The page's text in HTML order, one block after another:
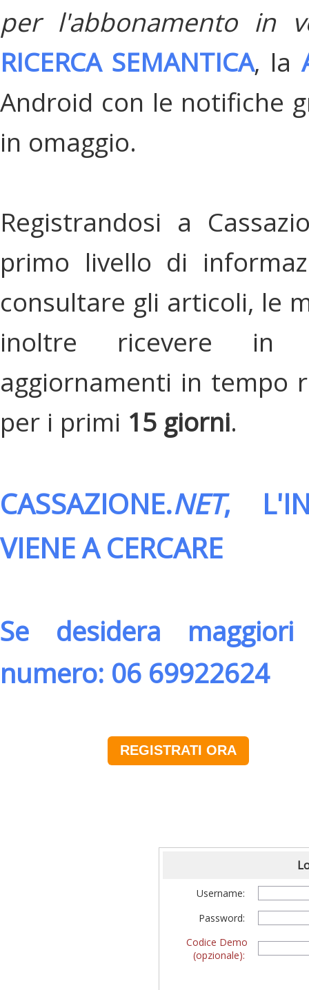
per l'abbonamento in
RICERCA SEMANTICA, la
Android con le notifiche
in omaggio.
Registrandosi a
primo livello di
consultare gli articoli, le
inoltre ricevere in
aggiornamenti in tempo
per i primi 15 giorni.
CASSAZIONE.NET,
VIENE A CERCARE
Se desidera
numero: 06 69922624
REGISTRATI ORA
Username:
Password:
Codice Demo
(opzionale):